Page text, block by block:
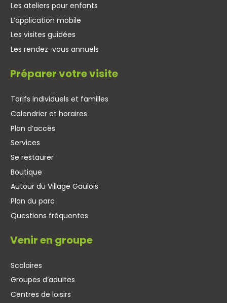
Les ateliers pour enfants
L’application mobile
Les visites guidées
Les rendez-vous annuels
Préparer votre visite
Tarifs individuels et familles
Calendrier et horaires
Plan d’accès
Services
Se restaurer
Boutique
Autour du Village Gaulois
Plan du parc
Questions fréquentes
Venir en groupe
Scolaires
Groupes d’adultes
Centres de loisirs